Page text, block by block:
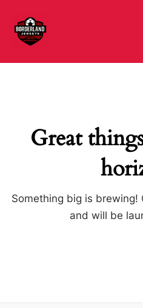
contenido
Great
Something big is brewing!
and will be